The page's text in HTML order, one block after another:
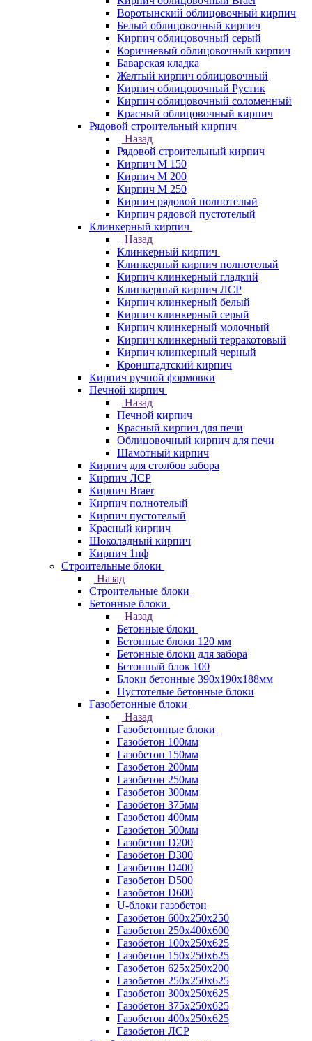
Воротынский облицовочный кирпич
Белый облицовочный кирпич
Кирпич облицовочный серый
Коричневый облицовочный кирпич
Баварская кладка
Желтый кирпич облицовочный
Кирпич облицовочный Рустик
Кирпич облицовочный соломенный
Красный облицовочный кирпич
Рядовой строительный кирпич
Назад
Рядовой строительный кирпич
Кирпич М 150
Кирпич М 200
Кирпич М 250
Кирпич рядовой полнотелый
Кирпич рядовой пустотелый
Клинкерный кирпич
Назад
Клинкерный кирпич
Клинкерный кирпич полнотелый
Кирпич клинкерный гладкий
Клинкерный кирпич ЛСР
Кирпич клинкерный белый
Кирпич клинкерный серый
Кирпич клинкерный молочный
Кирпич клинкерный терракотовый
Кирпич клинкерный черный
Кронштадтский кирпич
Кирпич ручной формовки
Печной кирпич
Назад
Печной кирпич
Красный кирпич для печи
Облицовочный кирпич для печи
Шамотный кирпич
Кирпич для столбов забора
Кирпич ЛСР
Кирпич Braer
Кирпич полнотелый
Кирпич пустотелый
Красный кирпич
Шоколадный кирпич
Кирпич 1нф
Строительные блоки
Назад
Строительные блоки
Бетонные блоки
Назад
Бетонные блоки
Бетонные блоки 120 мм
Бетонные блоки для забора
Бетонный блок 100
Блоки бетонные 390х190х188мм
Пустотелые бетонные блоки
Газобетонные блоки
Назад
Газобетонные блоки
Газобетон 100мм
Газобетон 150мм
Газобетон 200мм
Газобетон 250мм
Газобетон 300мм
Газобетон 375мм
Газобетон 400мм
Газобетон 500мм
Газобетон D200
Газобетон D300
Газобетон D400
Газобетон D500
Газобетон D600
U-блоки газобетон
Газобетон 600x250x250
Газобетон 250x400x600
Газобетон 100х250х625
Газобетон 150х250х625
Газобетон 625х250х200
Газобетон 250х250х625
Газобетон 300х250х625
Газобетон 375х250х625
Газобетон 400х250х625
Газобетон ЛСР